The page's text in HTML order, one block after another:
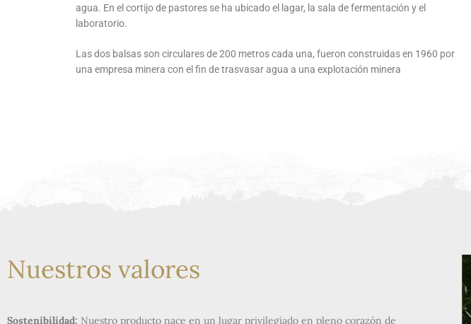
agua. En el cortijo de pastores se ha ubicado el lagar, la sala de fermentación y el
laboratorio.
Las dos balsas son circulares de 200 metros cada una, fueron construidas en 1960 por
una empresa minera con el fin de trasvasar agua a una explotación minera
Nuestros valores
Sostenibilidad: Nuestro producto nace en un lugar privilegiado en pleno corazón de